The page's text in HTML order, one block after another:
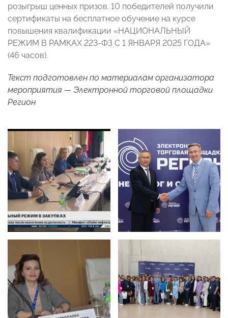
розыгрыш ценных призов. 10 победителей получили
сертификаты на бесплатное обучение на курсе
повышения квалификации «НАЦИОНАЛЬНЫЙ
РЕЖИМ В РАМКАХ 223-ФЗ С 1 ЯНВАРЯ 2025 ГОДА»
(46 часов).
Текст подготовлен по материалам организатора
мероприятия — Электронной торговой площадки
Регион